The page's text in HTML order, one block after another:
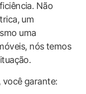
Não
um
uma
nós temos
você garante: